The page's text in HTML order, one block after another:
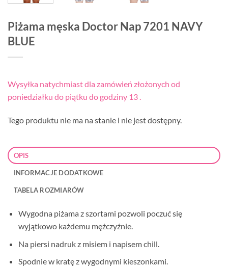
Piżama męska Doctor Nap 7201 NAVY
BLUE
Wysyłka natychmiast dla zamówień złożonych od
poniedziałku do piątku do godziny 13 .
Tego produktu nie ma na stanie i nie jest dostępny.
OPIS
INFORMACJE DODATKOWE
TABELA ROZMIARÓW
Wygodna piżama z szortami pozwoli poczuć się
wyjątkowo każdemu mężczyźnie.
Na piersi nadruk z misiem i napisem chill.
Spodnie w kratę z wygodnymi kieszonkami.